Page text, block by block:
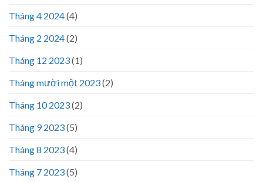
Tháng 4 2024(4)
Tháng 2 2024(2)
Tháng 12 2023(1)
Tháng mười một 2023(2)
Tháng 10 2023(2)
Tháng 9 2023(5)
Tháng 8 2023(4)
Tháng 7 2023(5)